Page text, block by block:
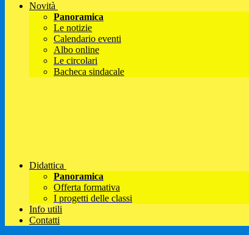
Novità
Panoramica
Le notizie
Calendario eventi
Albo online
Le circolari
Bacheca sindacale
Didattica
Panoramica
Offerta formativa
I progetti delle classi
Info utili
Contatti